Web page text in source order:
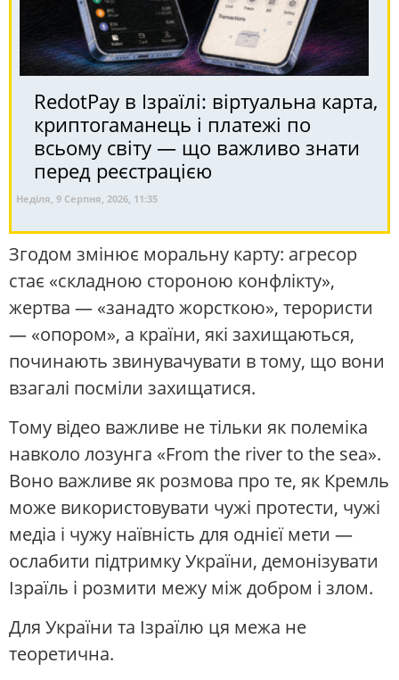
RedotPay в Ізраїлі: віртуальна карта,
криптогаманець і платежі по
всьому світу — що важливо знати
перед реєстрацією
Неділя, 9 Серпня, 2026, 11:35
Згодом змінює моральну карту: агресор
стає «складною стороною конфлікту»,
жертва — «занадто жорсткою», терористи
— «опором», а країни, які захищаються,
починають звинувачувати в тому, що вони
взагалі посміли захищатися.
Тому відео важливе не тільки як полеміка
навколо лозунга «From the river to the sea».
Воно важливе як розмова про те, як Кремль
може використовувати чужі протести, чужі
медіа і чужу наївність для однієї мети —
ослабити підтримку України, демонізувати
Ізраїль і розмити межу між добром і злом.
Для України та Ізраїлю ця межа не
теоретична.